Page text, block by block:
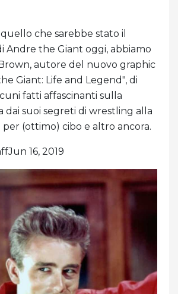
che sarebbe stato il
Andre the Giant oggi, abbiamo
autore del nuovo graphic
Giant: Life and Legend", di
fatti affascinanti sulla
dai suoi segreti di wrestling alla
per (ottimo) cibo e altro ancora.
16, 2019